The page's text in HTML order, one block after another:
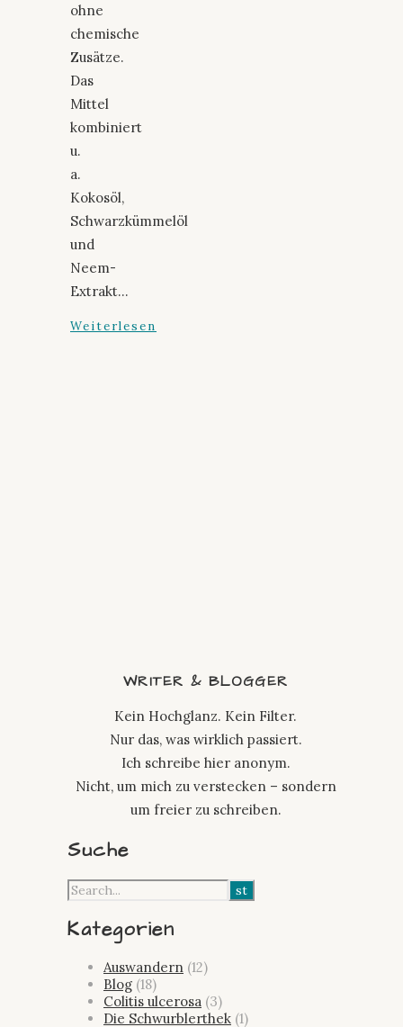
ohne
chemische
Zusätze.
Das
Mittel
kombiniert
u.
a.
Kokosöl,
Schwarzkümmelöl
und
Neem-
Extrakt…
Weiterlesen
WRITER & BLOGGER
Kein Hochglanz. Kein Filter.
Nur das, was wirklich passiert.
Ich schreibe hier anonym.
Nicht, um mich zu verstecken – sondern
um freier zu schreiben.
Suche
Kategorien
Auswandern (12)
Blog (18)
Colitis ulcerosa (3)
Die Schwurblerthek (1)